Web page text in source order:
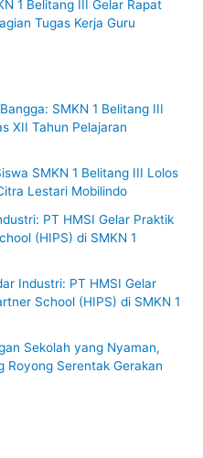
1 Belitang III Gelar Rapat
Tugas Kerja Guru
SMKN 1 Belitang III
XII Tahun Pelajaran
SMKN 1 Belitang III Lolos
Lestari Mobilindo
PT HMSI Gelar Praktik
(HIPS) di SMKN 1
Industri: PT HMSI Gelar
School (HIPS) di SMKN 1
Sekolah yang Nyaman,
Royong Serentak Gerakan